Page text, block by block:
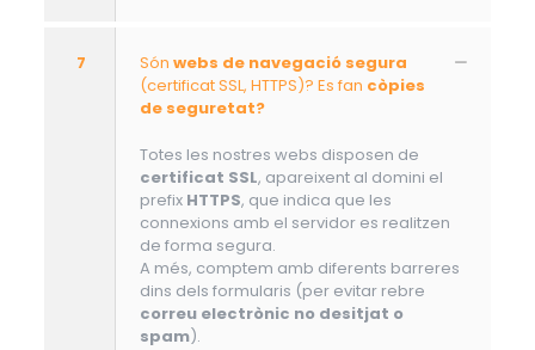
7 Són webs de navegació segura
(certificat SSL, HTTPS)? Es fan còpies
de seguretat?
Totes les nostres webs disposen de
certificat SSL, apareixent al domini el
prefix HTTPS, que indica que les
connexions amb el servidor es realitzen
de forma segura.
A més, comptem amb diferents barreres
dins dels formularis (per evitar rebre
correu electrònic no desitjat o
spam).